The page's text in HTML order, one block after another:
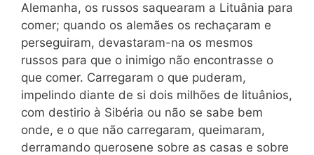
Alemanha, os russos saquearam a Lituânia para
comer; quando os alemães os rechaçaram e
perseguiram, devastaram-na os mesmos
russos para que o inimigo não encontrasse o
que comer. Carregaram o que puderam,
impelindo diante de si dois milhões de lituânios,
com destirio à Sibéria ou não se sabe bem
onde, e o que não carregaram, queimaram,
derramando querosene sobre as casas e sobre